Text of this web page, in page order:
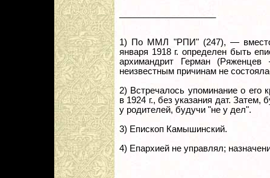
____________________
1) По ММЛ "РПИ" (247), — вместо
января 1918 г. определен быть
архимандрит Герман
неизвестным причинам не
2) Встречалось упоминание о его
в 1924 г., без указания дат.
у родителей, будучи "не у дел".
3) Епископ Камышинский.
4) Епархией не управлял;